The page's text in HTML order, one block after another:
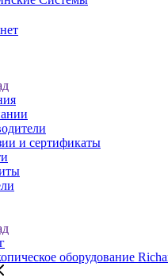
и сертификаты
оборудование